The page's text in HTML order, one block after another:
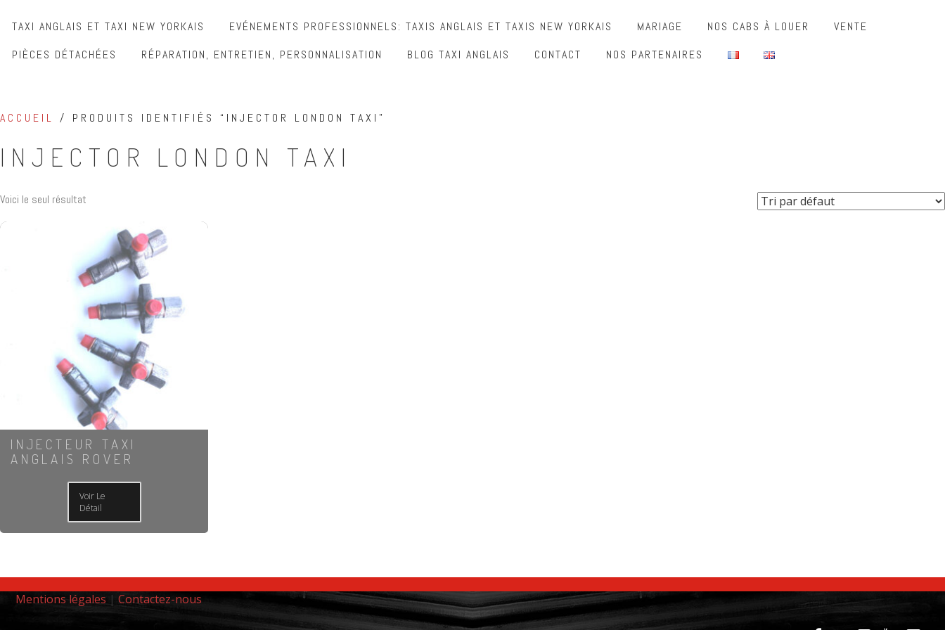
TAXI ANGLAIS ET TAXI NEW YORKAIS EVÉNEMENTS PROFESSIONNELS: TAXIS ANGLAIS ET TAXIS NEW YORKAIS MARIAGE NOS CABS À LOUER
VENTE
PIÈCES DÉTACHÉES
RÉPARATION, ENTRETIEN, PERSONNALISATION BLOG TAXI ANGLAIS CONTACT NOS PARTENAIRES
ACCUEIL / PRODUITS IDENTIFIÉS “INJECTOR LONDON TAXI”
INJECTOR LONDON TAXI
Voici le seul résultat
INJECTEUR TAXI
ANGLAIS ROVER
Voir Le
Détail
Mentions légales | Contactez-nous